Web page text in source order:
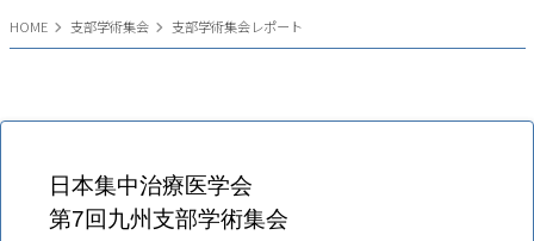
HOME 支部学術集会 支部学術集会レポート
日本集中治療医学会
第7回九州支部学術集会